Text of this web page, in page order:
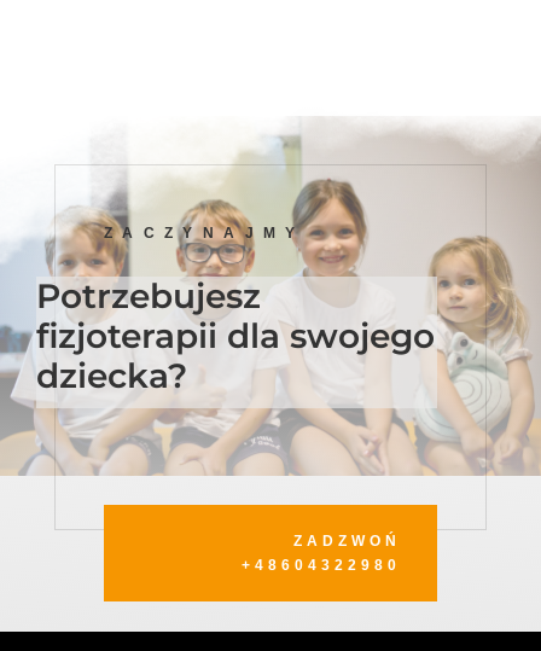
ZACZYNAJMY
Potrzebujesz
fizjoterapii dla swojego
dziecka?
ZADZWOŃ
+48604322980